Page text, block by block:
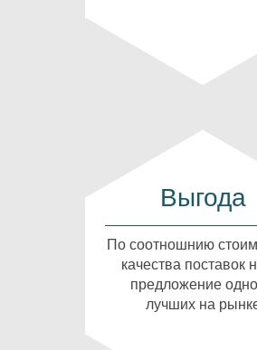
Выгода
По соотношнию
качества поставок
предложение
лучших на